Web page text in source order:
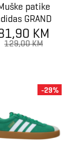
patike
GRAND
BASE
00s
KM
129,00 KM
-29%